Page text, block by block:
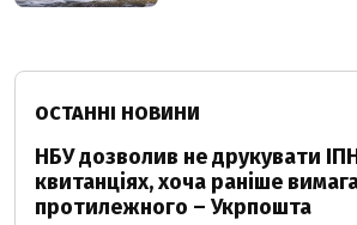
ОСТАННІ НОВИНИ
НБУ дозволив не друкувати
квитанціях, хоча раніше
протилежного – Укрпошта